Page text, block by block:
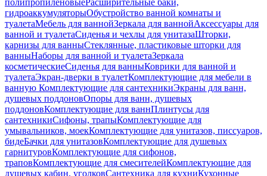
полипропиленовыеРасширительные баки,
гидроаккумуляторыОбустройство ванной комнаты и
туалетаМебель для ваннойЗеркала для ваннойАксессуары для
ванной и туалетаСиденья и чехлы для унитазаШторки,
карнизы для ванныСтеклянные, пластиковые шторки для
ванныНаборы для ванной и туалетаЗеркала
косметическиеСиденья для ванныКоврики для ванной и
туалетаЭкран-дверки в туалетКомплектующие для мебели в
ванную Комплектующие для сантехникиЭкраны для ванн,
душевых поддоновОпоры для ванн, душевых
поддоновКомплектующие для ваннПлинтусы для
сантехникиСифоны, трапыКомплектующие для
умывальников, моекКомплектующие для унитазов, писсуаров,
бидеБачки для унитазовКомплектующие для душевых
гарнитуровКомплектующие для сифонов,
траповКомплектующие для смесителейКомплектующие для
душевых кабин, уголковСантехника для кухниКухонные